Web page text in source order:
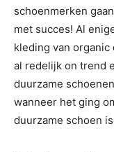
schoenmerken
met succes! Al
kleding van organic
al redelijk on trend
duurzame
wanneer het ging
duurzame schoen